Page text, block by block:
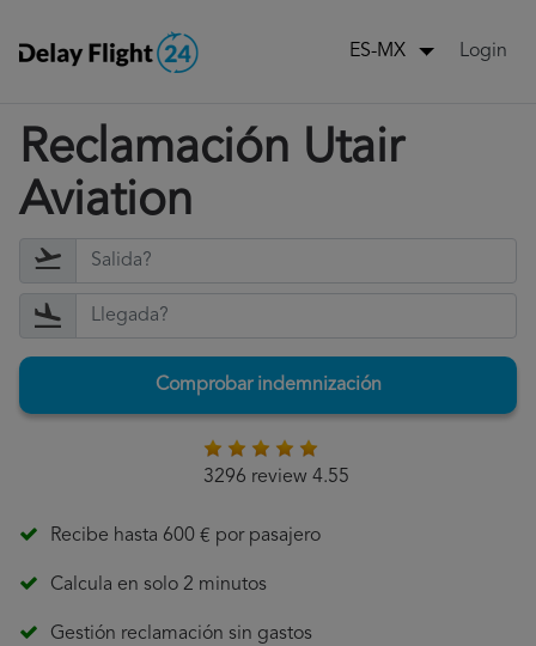
ES-MX Login
Reclamación Utair
Aviation
Comprobar indemnización
3296 review 4.55
Recibe hasta 600 € por pasajero
Calcula en solo 2 minutos
Gestión reclamación sin gastos